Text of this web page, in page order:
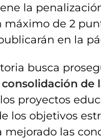
la
máximo de 2
en la
busca
de
proyectos
los objetivos
mejorado las